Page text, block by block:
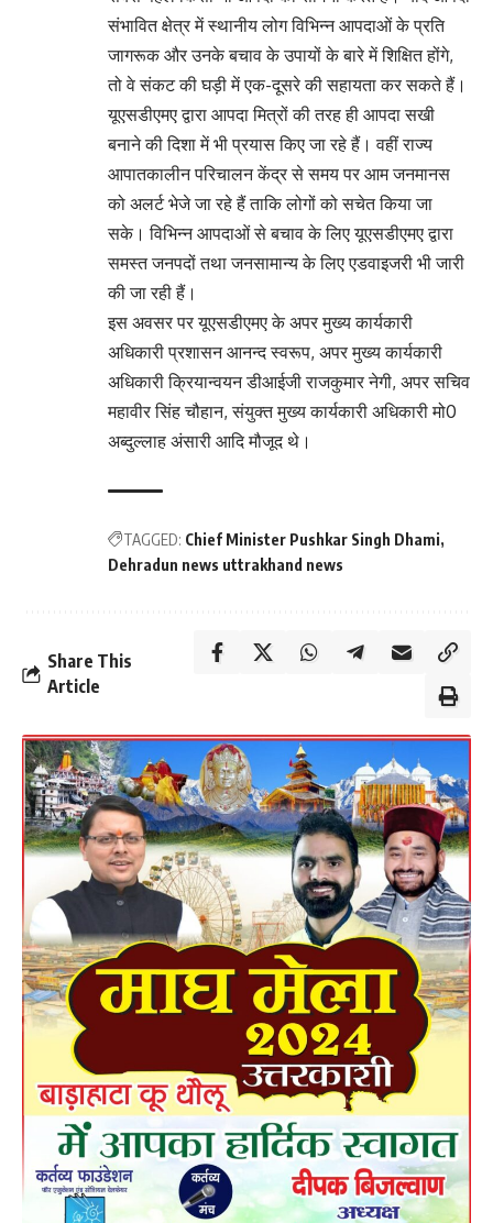
संभावित क्षेत्र में स्थानीय लोग विभिन्न आपदाओं के प्रति
जागरूक और उनके बचाव के उपायों के बारे में शिक्षित होंगे,
तो वे संकट की घड़ी में एक-दूसरे की सहायता कर सकते हैं।
यूएसडीएमए द्वारा आपदा मित्रों की तरह ही आपदा सखी
बनाने की दिशा में भी प्रयास किए जा रहे हैं। वहीं राज्य
आपातकालीन परिचालन केंद्र से समय पर आम जनमानस
को अलर्ट भेजे जा रहे हैं ताकि लोगों को सचेत किया जा
सके। विभिन्न आपदाओं से बचाव के लिए यूएसडीएमए द्वारा
समस्त जनपदों तथा जनसामान्य के लिए एडवाइजरी भी जारी
की जा रही हैं।
इस अवसर पर यूएसडीएमए के अपर मुख्य कार्यकारी
अधिकारी प्रशासन आनन्द स्वरूप, अपर मुख्य कार्यकारी
अधिकारी क्रियान्वयन डीआईजी राजकुमार नेगी, अपर सचिव
महावीर सिंह चौहान, संयुक्त मुख्य कार्यकारी अधिकारी मो0
अब्दुल्लाह अंसारी आदि मौजूद थे।
TAGGED: Chief Minister Pushkar Singh Dhami
Dehradun news uttrakhand news
Share This
Article